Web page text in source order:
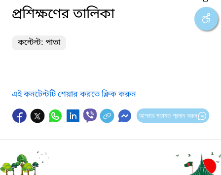
প্রশিক্ষণের তালিকা
কন্টেন্ট: পাতা
এই কনটেন্টটি শেয়ার করতে ক্লিক করুন
আপনার মতামত প্রদান করুন